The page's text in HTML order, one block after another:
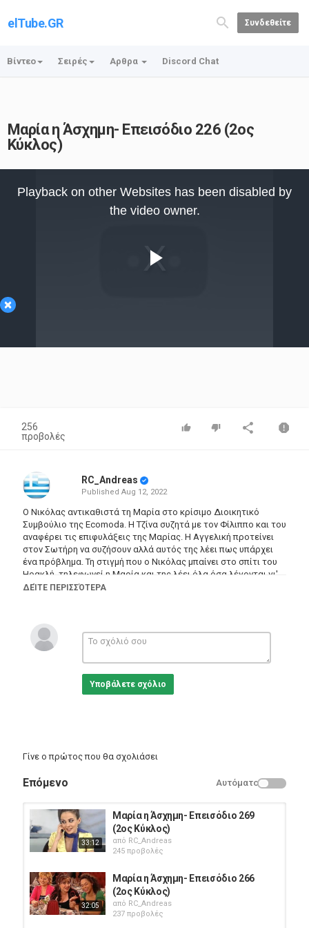
elTube.GR Συνδεθείτε
Βίντεο Σειρές Αρθρα Discord Chat
Μαρία η Άσχημη- Επεισόδιο 226 (2ος
Κύκλος)
×
Video
Playback on other Websites has been disabled by
the video owner.
256
προβολές
RC_Andreas
Published Aug 12, 2022
Ο Νικόλας αντικαθιστά τη Μαρία στο κρίσιμο Διοικητικό
Συμβούλιο της Ecomoda. Η Τζίνα συζητά με τον Φίλιππο και του
αναφέρει τις επιφυλάξεις της Μαρίας. Η Αγγελική προτείνει
στον Σωτήρη να συζήσουν αλλά αυτός της λέει πως υπάρχει
ένα πρόβλημα. Τη στιγμή που ο Νικόλας μπαίνει στο σπίτι του
Ηρακλή, τηλεφωνεί η Μαρία και της λέει όλα όσα λέγονται γι'
αυτήν στην Ecomoda και τα μέτρα που θα λάβουν εναντίον της.
Greek Films
ΔΕΊΤΕ ΠΕΡΙΣΣΌΤΕΡΑ
Υποβάλετε σχόλιο
Γίνε ο πρώτος που θα σχολιάσει
Επόμενο Αυτόματο
33:12
Μαρία η Άσχημη- Επεισόδιο 269
(2ος Κύκλος)
από RC_Andreas
245 προβολές
32:05
Μαρία η Άσχημη- Επεισόδιο 266
(2ος Κύκλος)
από RC_Andreas
237 προβολές